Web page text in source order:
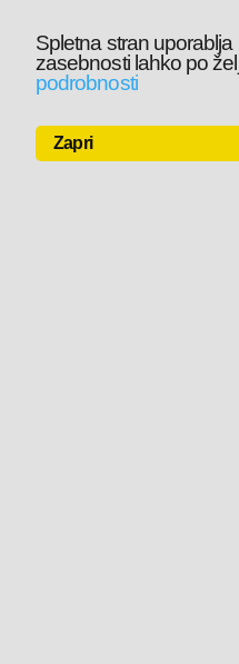
Spletna stran
zasebnosti lahko po
podrobnosti
Zapri